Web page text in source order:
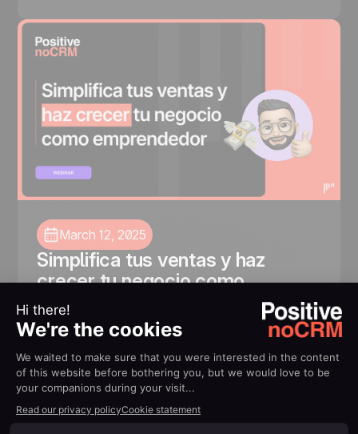
acciones, de la mano de Andrea Micolta de
noCRM.
March 12, 2025
Simplifica tus ventas y haz
crecer tu negocio como
emprendedor
Descubre cómo los emprendedores y
profesionales independientes pueden organizar
sus prospectos, enviar presupuestos y simplificar
su proceso comercial con noCRM para cerrar
más oportunidades.